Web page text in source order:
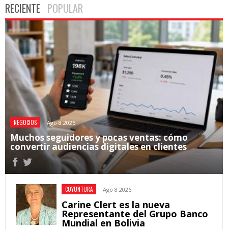
RECIENTE POPULAR
NEGOCIOS Ago 8 2026
Muchos seguidores y pocas ventas: cómo
convertir audiencias digitales en clientes
COYUNTURA Ago 8 2026
Carine Clert es la nueva
Representante del Grupo Banco
Mundial en Bolivia